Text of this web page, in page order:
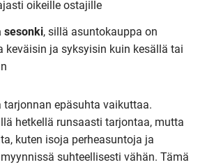
oikeille ostajille
sesonki, sillä asuntokauppa on
keväisin ja syksyisin kuin kesällä tai
tarjonnan epäsuhta vaikuttaa.
hetkellä runsaasti tarjontaa, mutta
kuten isoja perheasuntoja ja
suhteellisesti vähän. Tämä